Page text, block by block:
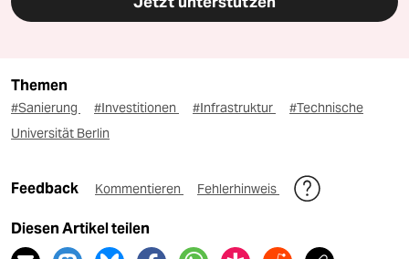
Themen
#Sanierung #Investitionen #Infrastruktur
#Technische
Universität Berlin
Feedback Kommentieren Fehlerhinweis
Diesen Artikel teilen